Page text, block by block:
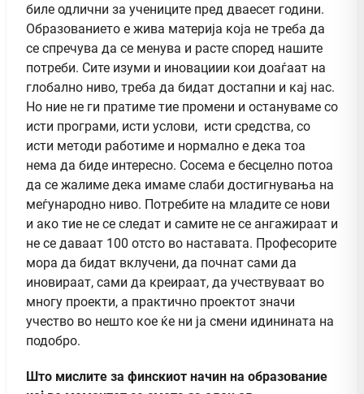
биле одлични за учениците пред дваесет години.
Образованието е жива материја која не треба да
се спречува да се менува и расте според нашите
потреби. Сите изуми и иновациии кои доаѓаат на
глобално ниво, треба да бидат достапни и кај нас.
Но ние не ги пратиме тие промени и остануваме со
исти програми, исти услови, исти средства, со
исти методи работиме и нормално е дека тоа
нема да биде интересно. Сосема е бесцелно потоа
да се жалиме дека имаме слаби достигнувања на
меѓународно ниво. Потребите на младите се нови
и ако тие не се следат и самите не се ангажираат и
не се даваат 100 отсто во наставата. Професорите
мора да бидат вклучени, да почнат сами да
иновираат, сами да креираат, да учествуваат во
многу проекти, а практично проектот значи
учество во нешто кое ќе ни ја смени идинината на
подобро.
Што мислите за финскиот начин на образование